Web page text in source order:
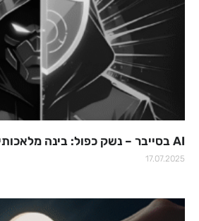
AI בסייבר – נשק כפול: בינה מלאכותית במתקפות ובהגנה
17.07.2025